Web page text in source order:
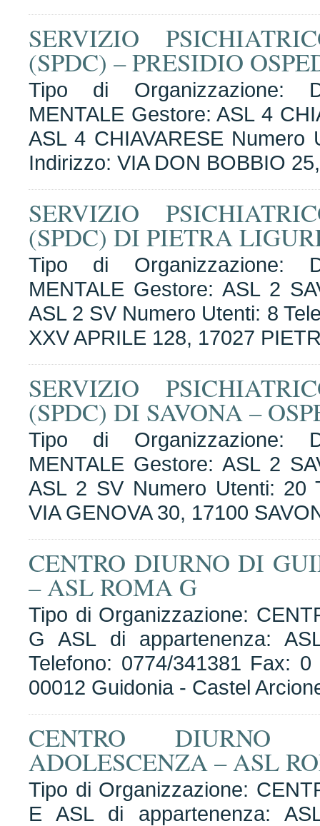
SERVIZIO
(SPDC) – PRESIDIO
Tipo di Organizzazione:
MENTALE Gestore: ASL 4
ASL 4 CHIAVARESE Numero
Indirizzo: VIA DON BOBBIO
SERVIZIO
(SPDC) DI PIETRA
Tipo di Organizzazione:
MENTALE Gestore: ASL 2
ASL 2 SV Numero Utenti: 8
XXV APRILE 128, 17027
SERVIZIO
(SPDC) DI SAVONA –
Tipo di Organizzazione:
MENTALE Gestore: ASL 2
ASL 2 SV Numero Utenti: 20
VIA GENOVA 30, 17100
CENTRO DIURNO DI
– ASL ROMA G
Tipo di Organizzazione:
G ASL di appartenenza:
Telefono: 0774/341381 Fax:
00012 Guidonia - Castel
CENTRO
ADOLESCENZA – ASL
Tipo di Organizzazione:
E ASL di appartenenza: